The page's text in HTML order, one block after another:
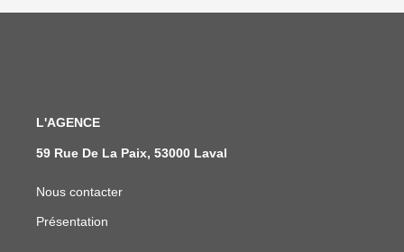
L'AGENCE
59 Rue De La Paix, 53000 Laval
Nous contacter
Présentation